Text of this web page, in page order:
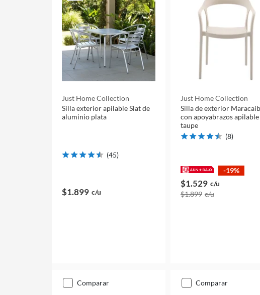
Just Home Collection
Silla exterior apilable Slat de
aluminio plata
(45)
$1.899 c/u
Just Home Collection
Silla de exterior
con apoyabrazos apilable
taupe
(8)
-19%
$1.529 c/u
$1.899 c/u
comparar comparar